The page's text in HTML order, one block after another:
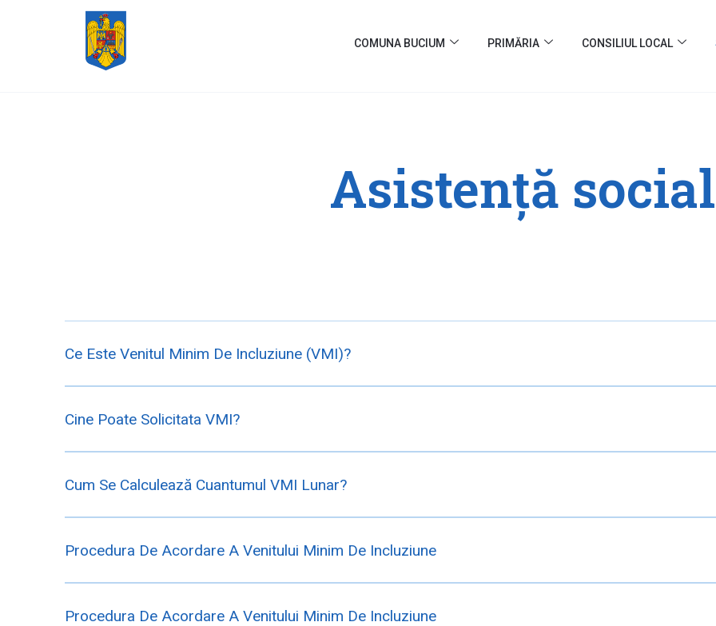
COMUNA BUCIUM PRIMĂRIA CONSILIUL LOCAL
Asistență
Ce Este Venitul Minim De Incluziune (VMI)?
Cine Poate Solicitata VMI?
Cum Se Calculează Cuantumul VMI Lunar?
Procedura De Acordare A Venitului Minim De Incluziune
Procedura De Acordare A Venitului Minim De Incluziune